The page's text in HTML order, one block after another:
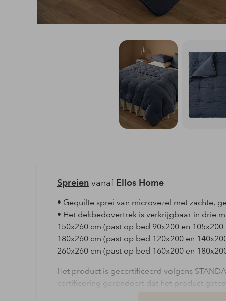
Spreienvanaf Ellos Home
• Gequilte sprei van microvezel met zachte,
• Het dekbedovertrek is verkrijgbaar in drie
150x260 cm (past op bed 90x200 en 105x200
180x260 cm (past op bed 120x200 en
260x260 cm (past op bed 160x200 en
Het product is gecertificeerd volgens
certificering garandeert dat het product